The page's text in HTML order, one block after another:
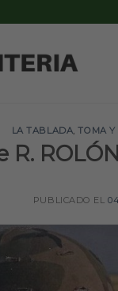
LA TABLADA,TOMA Y
R.
PUBLICADO EL